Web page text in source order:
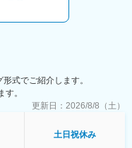
式でご紹介します。
。
更新日： 2026/8/8（土）
土日祝休み